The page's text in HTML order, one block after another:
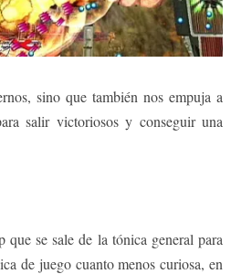
sino que también nos empuja a
salir victoriosos y conseguir una
que se sale de la tónica general para
de juego cuanto menos curiosa, en